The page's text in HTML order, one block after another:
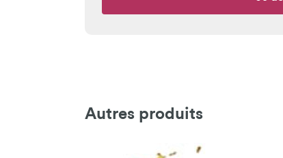
Autres produits